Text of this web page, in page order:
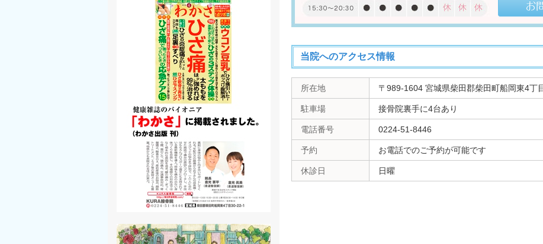
当院へのアクセス情報
所在地 〒989-1604 宮城県柴田郡柴田町船岡東4丁
駐車場 接骨院裏手に4台あり
電話番号 0224-51-8446
予約 お電話でのご予約が可能です
休診日 日曜